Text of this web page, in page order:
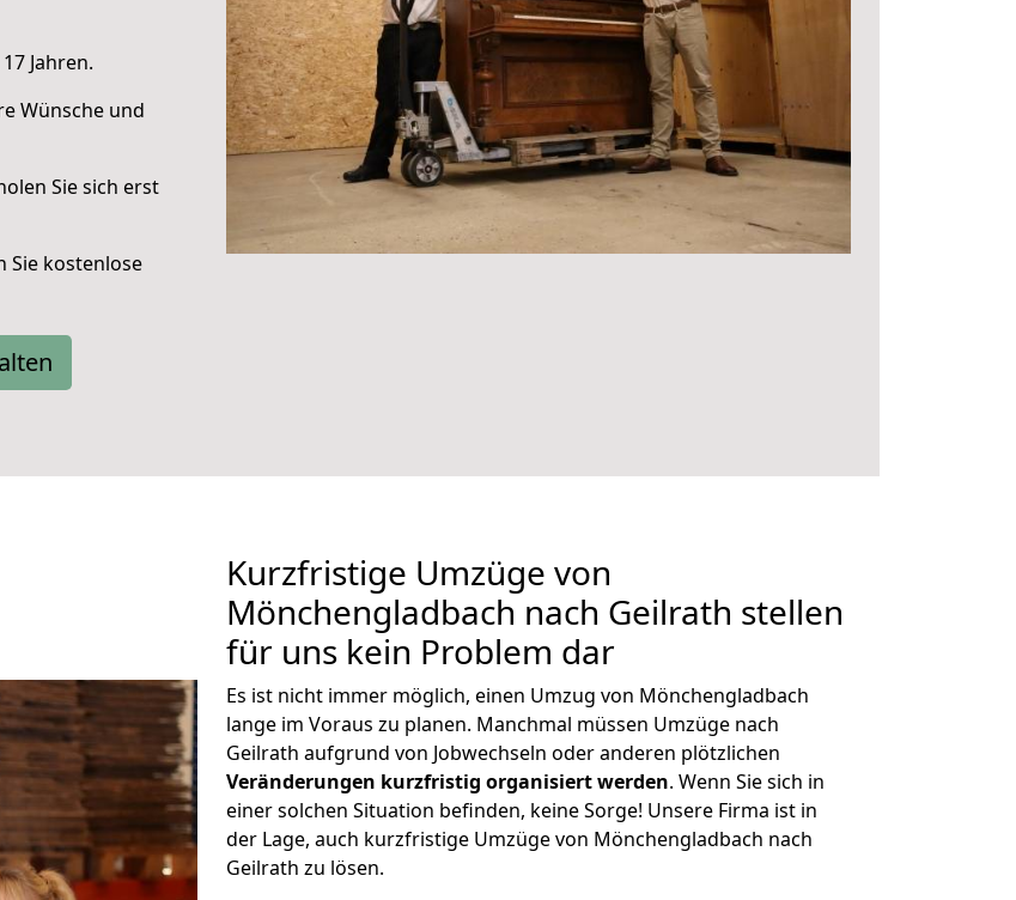
Jahren.
Wünsche und
Sie sich erst
Sie kostenlose
Kurzfristige Umzüge von
Mönchengladbach nach Geilrath stellen
für uns kein Problem dar
Es ist nicht immer möglich, einen Umzug von Mönchengladbach
lange im Voraus zu planen. Manchmal müssen Umzüge nach
Geilrath aufgrund von Jobwechseln oder anderen plötzlichen
Veränderungen kurzfristig organisiert werden. Wenn Sie sich in
einer solchen Situation befinden, keine Sorge! Unsere Firma ist in
der Lage, auch kurzfristige Umzüge von Mönchengladbach nach
Geilrath zu lösen.